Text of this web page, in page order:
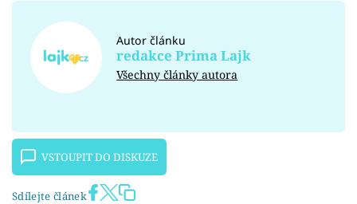
Autor článku
redakce Prima Lajk
Všechny články autora
VSTOUPIT DO DISKUZE
Sdílejte článek